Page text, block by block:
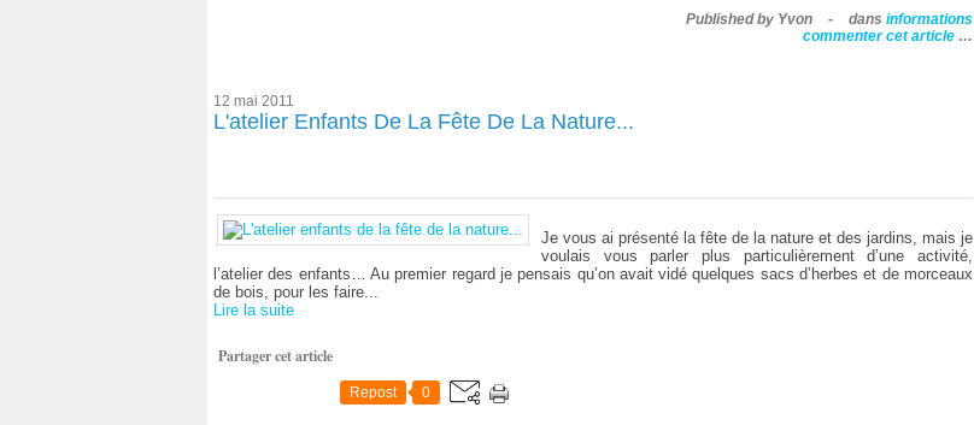
Published by Yvon - dans informations
commenter cet article …
12 mai 2011
L'atelier Enfants De La Fête De La Nature...
Je vous ai présenté la fête de la nature et des jardins, mais je
voulais vous parler plus particulièrement d’une activité,
l’atelier des enfants… Au premier regard je pensais qu’on avait vidé quelques sacs d’herbes et de morceaux
de bois, pour les faire...
Lire la suite
Partager cet article
Repost 0